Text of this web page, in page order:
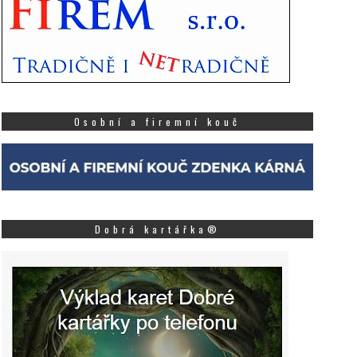
Zmrzlina Kruháč: Poctivost a
kvalita přímo z hroznů
10 ZÁŘÍ, 2025
Kruháč u Bořitova se dějí
skvělé věci! Do nabídky
nově přibyl také první... Více
zákazníci Tesco
450 000 Kč na
a mladých
13 SRPNA, 2025
V sobotu 9. srpna se ve
vybraných prodejnách
po celé České
uskutečnila speciální
grantového prog...
Osobní a firemní kouč
Dobrá kartářka®